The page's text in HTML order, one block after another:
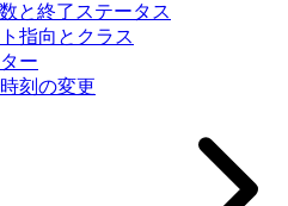
と終了ステータス
指向とクラス
ー
刻の変更